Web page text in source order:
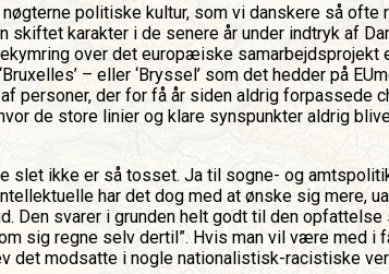
politiske kultur, som vi danskere så
skiftet karakter i de senere år under indtryk af
over det europæiske
– eller ‘Bryssel’ som det hedder på
personer, der for få år siden aldrig forpassede
de store linier og klare synspunkter aldrig
slet ikke er så tosset. Ja til sogne- og
har det dog med at ønske sig mere,
Den svarer i grunden helt godt til den
sig regne selv dertil”. Hvis man vil være med
det modsatte i nogle nationalistisk-racistiske